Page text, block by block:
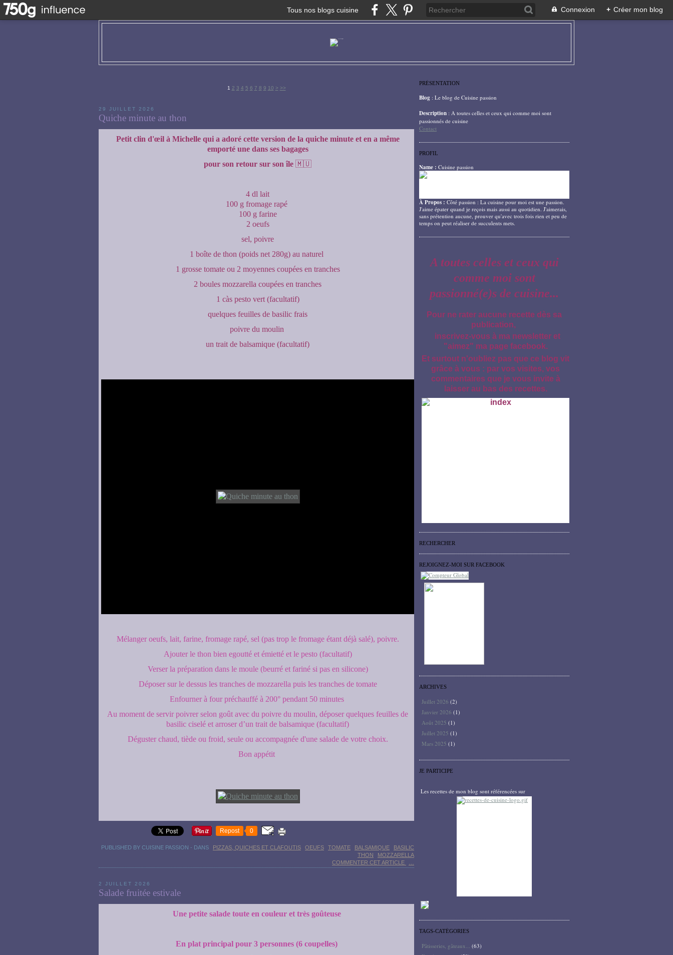
Tous nos blogs cuisine Connexion + Créer mon blog
1 2 3 4 5 6 7 8 9 10 20
30
40
50
60
70
> >>
29 JUILLET 2026
Quiche minute au thon
Petit clin d'œil à Michelle qui a adoré cette version de la quiche minute et en a même
emporté une dans ses bagages
pour son retour sur son île 🇲🇺
4 dl lait
100 g fromage rapé
100 g farine
2 oeufs
sel, poivre
1 boîte de thon (poids net 280g) au naturel
1 grosse tomate ou 2 moyennes coupées en tranches
2 boules mozzarella coupées en tranches
1 càs pesto vert (facultatif)
quelques feuilles de basilic frais
poivre du moulin
un trait de balsamique (facultatif)
Mélanger oeufs, lait, farine, fromage rapé, sel (pas trop le fromage étant déjà salé), poivre.
Ajouter le thon bien egoutté et émietté et le pesto (facultatif)
Verser la préparation dans le moule (beurré et fariné si pas en silicone)
Déposer sur le dessus les tranches de mozzarella puis les tranches de tomate
Enfourner à four préchauffé à 200° pendant 50 minutes
Au moment de servir poivrer selon goût avec du poivre du moulin, déposer quelques feuilles de
basilic ciselé et arroser d’un trait de balsamique (facultatif)
Déguster chaud, tiède ou froid, seule ou accompagnée d'une salade de votre choix.
Bon appétit
Repost 0
PUBLISHED BY CUISINE PASSION - DANS PIZZAS, QUICHES ET CLAFOUTIS OEUFS TOMATE BALSAMIQUE
BASILIC
THON
MOZZARELLA
COMMENTER CET ARTICLE
2 JUILLET 2026
Salade fruitée estivale
Une petite salade toute en couleur et très goûteuse
En plat principal pour 3 personnes (6 coupelles)
PRÉSENTATION
Blog : Le blog de Cuisine passion
Description : A toutes celles et ceux qui comme moi sont
passionnés de cuisine
Contact
PROFIL
Name : Cuisine passion
À Propos : Côté passion : La cuisine pour moi est une passion.
J'aime épater quand je reçois mais aussi au quotidien. J'aimerais,
sans prétention aucune, prouver qu'avec trois fois rien et peu de
temps on peut réaliser de succulents mets.
A toutes celles et ceux qui
comme moi sont
passionné(e)s de cuisine...
Pour ne rater aucune recette dès sa
publication,
inscrivez-vous à ma newsletter et
"aimez" ma page facebook.
Et surtout n'oubliez pas que ce blog vit
grâce à vous : par vos visites, vos
commentaires que je vous invite à
laisser au bas des recettes.
RECHERCHER
REJOIGNEZ-MOI SUR FACEBOOK
ARCHIVES
Juillet 2026 (2)
Janvier 2026 (1)
Août 2025 (1)
Juillet 2025 (1)
Mars 2025 (1)
JE PARTICIPE
Les recettes de mon blog sont référencées sur
TAGS-CATÉGORIES
Pâtisseries, gâteaux... (63)